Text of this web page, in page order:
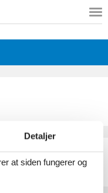
Detaljer
at siden fungerer og